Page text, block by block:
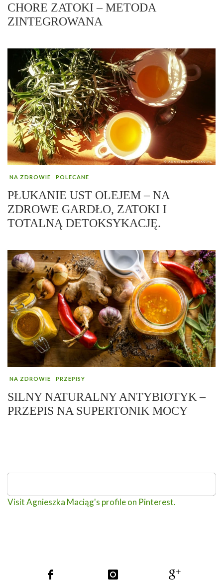
CHORE ZATOKI – METODA
ZINTEGROWANA
NA ZDROWIE POLECANE
PŁUKANIE UST OLEJEM – NA
ZDROWE GARDŁO, ZATOKI I
TOTALNĄ DETOKSYKACJĘ.
NA ZDROWIE PRZEPISY
SILNY NATURALNY ANTYBIOTYK –
PRZEPIS NA SUPERTONIK MOCY
Visit Agnieszka Maciąg's profile on Pinterest.